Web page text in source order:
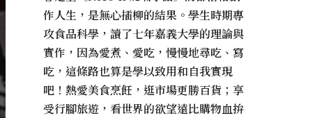
作人生，是無心插柳的結果。學生時期專
攻食品科學，讀了七年嘉義大學的理論與
實作，因為愛煮、愛吃，慢慢地尋吃、寫
吃，這條路也算是學以致用和自我實現
吧！熱愛美食烹飪，逛市場更勝百貨；享
受行腳旅遊，看世界的欲望遠比購物血拚